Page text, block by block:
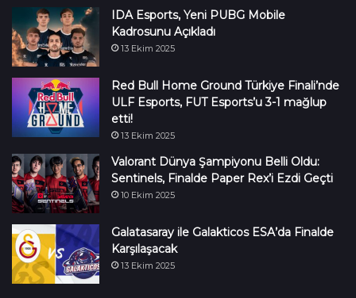
IDA Esports, Yeni PUBG Mobile
Kadrosunu Açıkladı
13 Ekim 2025
Red Bull Home Ground Türkiye Finali’nde
ULF Esports, FUT Esports’u 3-1 mağlup
etti!
13 Ekim 2025
Valorant Dünya Şampiyonu Belli Oldu:
Sentinels, Finalde Paper Rex’i Ezdi Geçti
10 Ekim 2025
Galatasaray ile Galakticos ESA’da Finalde
Karşılaşacak
13 Ekim 2025